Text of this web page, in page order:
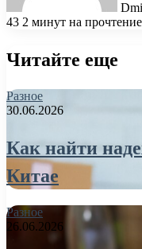
43 2 минут на прочтение
Читайте еще
Разное
30.06.2026
Как найти
Китае
Разное
26.06.2026